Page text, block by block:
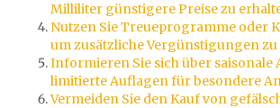
Milliliter günstigere Preise zu
Nutzen Sie Treueprogramme oder
um zusätzliche Vergünstigungen
Informieren Sie sich über saisonale
limitierte Auflagen für besondere
Vermeiden Sie den Kauf von